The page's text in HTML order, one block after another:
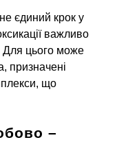
єдиний крок у
важливо
Для цього може
призначені
що
–